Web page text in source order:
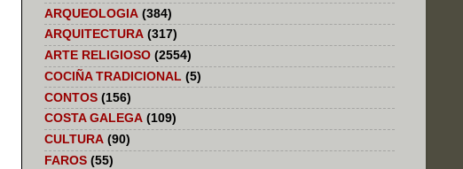
ARQUEOLOGIA (384)
ARQUITECTURA (317)
ARTE RELIGIOSO (2554)
COCIÑA TRADICIONAL (5)
CONTOS (156)
COSTA GALEGA (109)
CULTURA (90)
FAROS (55)